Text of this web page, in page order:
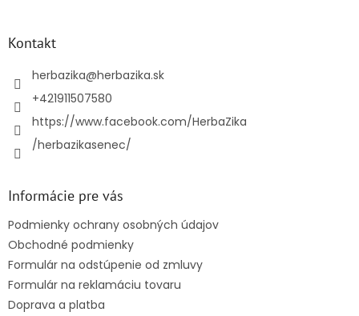
Kontakt
herbazika@herbazika.sk
+421911507580
https://www.facebook.com/HerbaZika
/herbazikasenec/
Informácie pre vás
Podmienky ochrany osobných údajov
Obchodné podmienky
Formulár na odstúpenie od zmluvy
Formulár na reklamáciu tovaru
Doprava a platba